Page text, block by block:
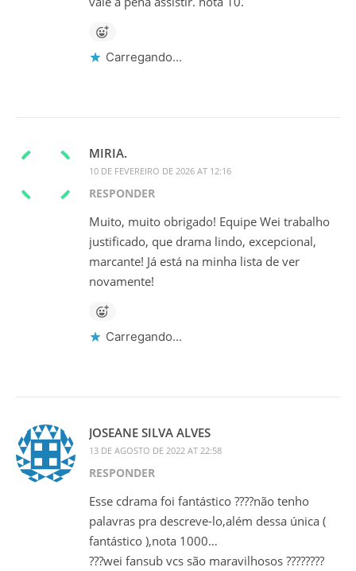
Carregando...
MIRIA.
10 DE FEVEREIRO DE 2026 AT 12:16
RESPONDER
Muito, muito obrigado! Equipe Wei trabalho
justificado, que drama lindo, excepcional,
marcante! Já está na minha lista de ver
novamente!
Carregando...
JOSEANE SILVA ALVES
13 DE AGOSTO DE 2022 AT 22:58
RESPONDER
Esse cdrama foi fantástico ????não tenho
palavras pra descreve-lo,além dessa única (
fantástico ),nota 1000…
???wei fansub vcs são maravilhosos ????????